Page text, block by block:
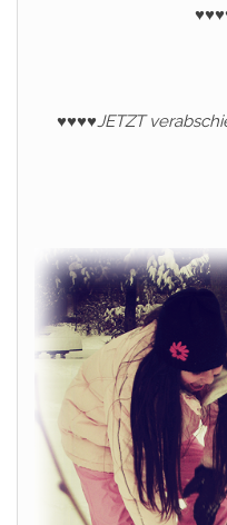
♥♥♥♥JETZT